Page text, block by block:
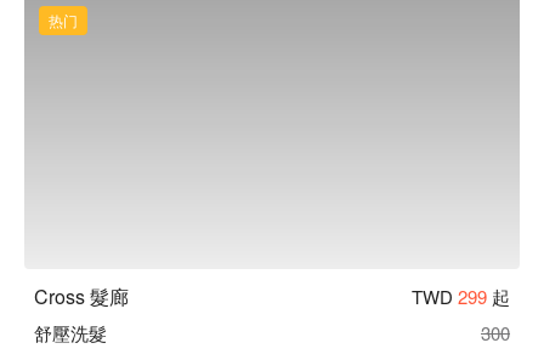
热门
Cross 髮廊 TWD 299 起
舒壓洗髮
300